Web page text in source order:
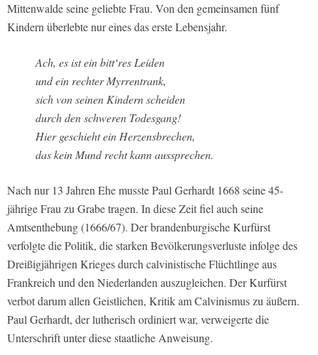
Mittenwalde seine geliebte Frau. Von den gemeinsamen fünf
Kindern überlebte nur eines das erste Lebensjahr.
Ach, es ist ein bitt‘res Leiden
und ein rechter Myrrentrank,
sich von seinen Kindern scheiden
durch den schweren Todesgang!
Hier geschieht ein Herzensbrechen,
das kein Mund recht kann aussprechen.
Nach nur 13 Jahren Ehe musste Paul Gerhardt 1668 seine 45-
jährige Frau zu Grabe tragen. In diese Zeit fiel auch seine
Amtsenthebung (1666/67). Der brandenburgische Kurfürst
verfolgte die Politik, die starken Bevölkerungsverluste infolge des
Dreißigjährigen Krieges durch calvinistische Flüchtlinge aus
Frankreich und den Niederlanden auszugleichen. Der Kurfürst
verbot darum allen Geistlichen, Kritik am Calvinismus zu äußern.
Paul Gerhardt, der lutherisch ordiniert war, verweigerte die
Unterschrift unter diese staatliche Anweisung.